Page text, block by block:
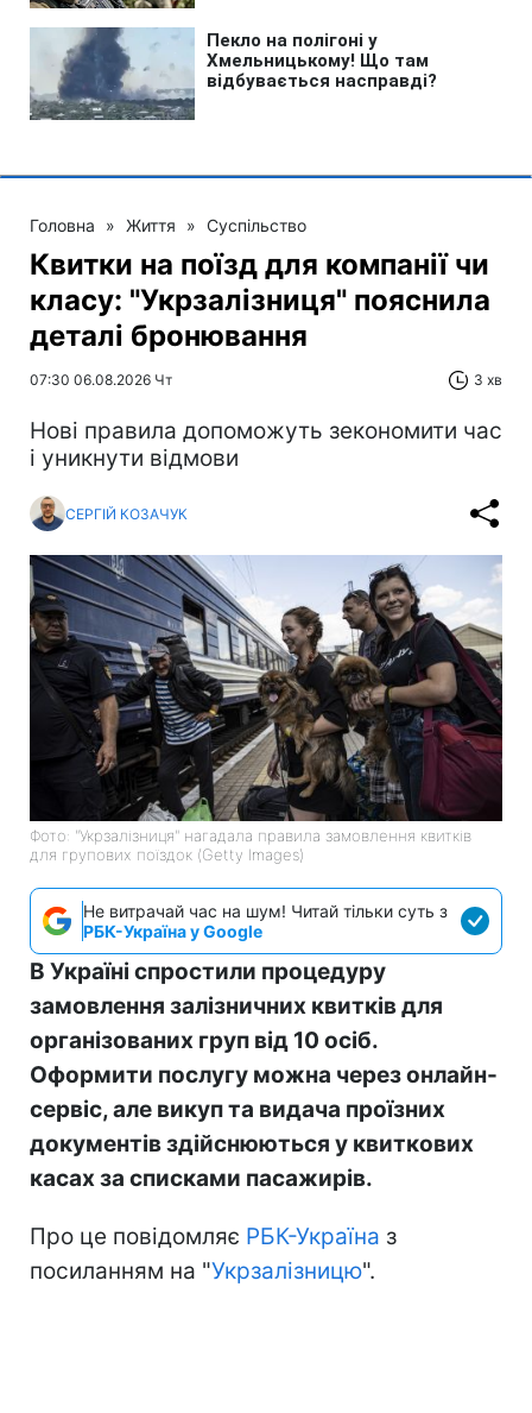
Головна » Життя » Суспільство
Квитки на поїзд для компанії чи
класу: "Укрзалізниця" пояснила
деталі бронювання
07:30 06.08.2026 Чт 3 хв
Нові правила допоможуть зекономити час
і уникнути відмови
СЕРГІЙ КОЗАЧУК
Фото: "Укрзалізниця" нагадала правила замовлення квитків
для групових поїздок (Getty Images)
Не витрачай час на шум! Читай тільки суть з
РБК-Україна у Google
В Україні спростили процедуру
замовлення залізничних квитків для
організованих груп від 10 осіб.
Оформити послугу можна через онлайн-
сервіс, але викуп та видача проїзних
документів здійснюються у квиткових
касах за списками пасажирів.
Про це повідомляє РБК-Україна з
посиланням на "Укрзалізницю".